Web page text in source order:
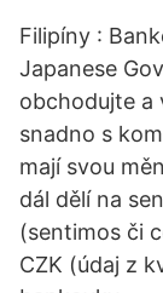
Filipíny :
Japanese
obchodujte a
snadno s
mají svou
dál dělí na
(sentimos či
CZK (údaj z